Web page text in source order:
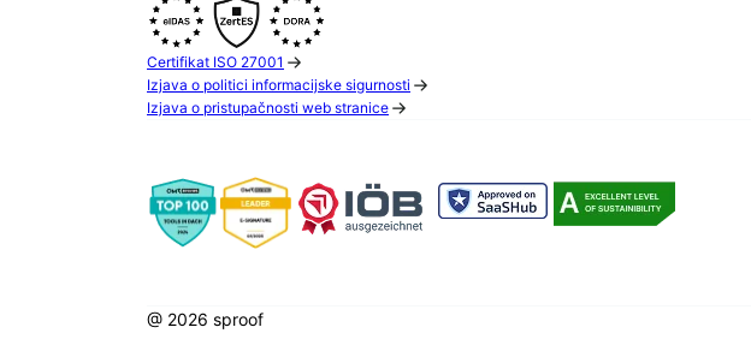
Certifikat ISO 27001
Izjava o politici informacijske sigurnosti
Izjava o pristupačnosti web stranice
@ 2026 sproof